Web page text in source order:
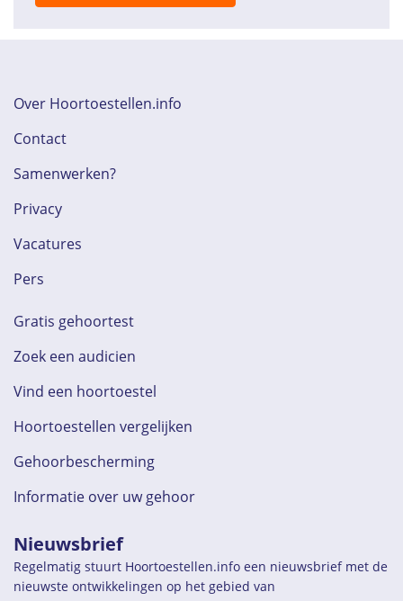
Over Hoortoestellen.info
Contact
Samenwerken?
Privacy
Vacatures
Pers
Gratis gehoortest
Zoek een audicien
Vind een hoortoestel
Hoortoestellen vergelijken
Gehoorbescherming
Informatie over uw gehoor
Nieuwsbrief
Regelmatig stuurt Hoortoestellen.info een nieuwsbrief met de
nieuwste ontwikkelingen op het gebied van